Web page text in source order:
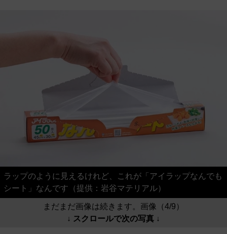
ラップのように見えるけれど、これが「アイラップなんでも
シート」なんです（提供：岩谷マテリアル）
まだまだ画像は続きます。画像（4/9）
↓ スクロールで次の写真 ↓